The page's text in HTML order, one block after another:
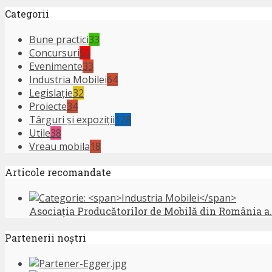
Categorii
Bune practici33
Concursuri50
Evenimente33
Industria Mobilei64
Legislație32
Proiecte34
Târguri și expoziţii128
Utile38
Vreau mobila18
Articole recomandate
Asociația Producătorilor de Mobilă din România
Partenerii noștri